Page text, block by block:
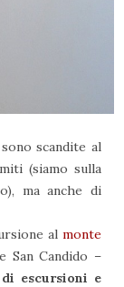
sono scandite al
(siamo sulla
ma anche di
al monte
San Candido –
escursioni e